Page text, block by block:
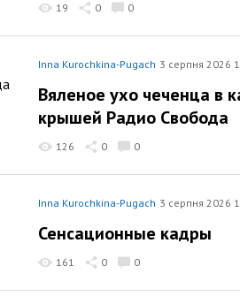
19 0 0
Inna Kurochkina-Pugach 3 серпня 2026
Вяленое ухо чеченца в
крышей Радио Свобода
126 0 0
Inna Kurochkina-Pugach 3 серпня 2026
Сенсационные кадры
161 0 0